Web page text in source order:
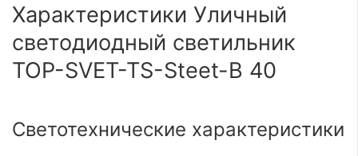
Характеристики Уличный
светодиодный светильник
TOP-SVET-TS-Steet-B 40
Светотехнические характеристики